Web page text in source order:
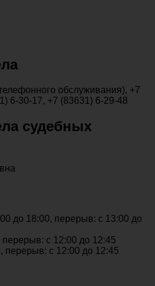
обслуживания), +7
6-30-17, +7 (83631) 6-29-48
судебных
до 18:00, перерыв: с 13:00 до
перерыв: с 12:00 до 12:45
перерыв: с 12:00 до 12:45